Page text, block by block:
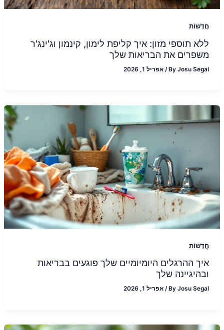
חֲדָשׁוֹת
ללא תוספי מזון: איך קליפת לימון, קינמון וג'ינג'ר
משפרים את הבריאות שלך
ByJosu Segal
/ אפריל 1, 2026
חֲדָשׁוֹת
איך ההרגלים היומיומיים שלך פוגעים בבריאות
ובהיגיינה שלך
ByJosu Segal
/ אפריל 1, 2026